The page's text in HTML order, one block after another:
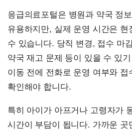
응급의료포털은 병원과 약국 정보
유용하지만, 실제 운영 시간은 현
수 있습니다. 당직 변경, 접수 마
약국 재고 문제 등이 있을 수 있
이동 전에 전화로 운영 여부와 접
확인해야 합니다.
특히 아이가 아프거나 고령자가
시간이 부담이 됩니다. 가까운 곳